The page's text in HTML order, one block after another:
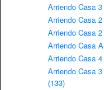
Arriendo Casa
Arriendo Casa
Arriendo Casa
Arriendo Casa
Arriendo Casa
Arriendo Casa
(133)